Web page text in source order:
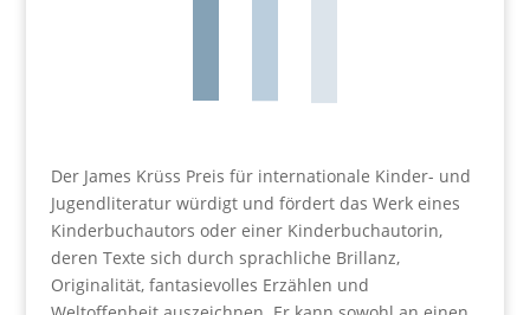
Der James Krüss Preis für internationale Kinder- und
Jugendliteratur würdigt und fördert das Werk eines
Kinderbuchautors oder einer Kinderbuchautorin,
deren Texte sich durch sprachliche Brillanz,
Originalität, fantasievolles Erzählen und